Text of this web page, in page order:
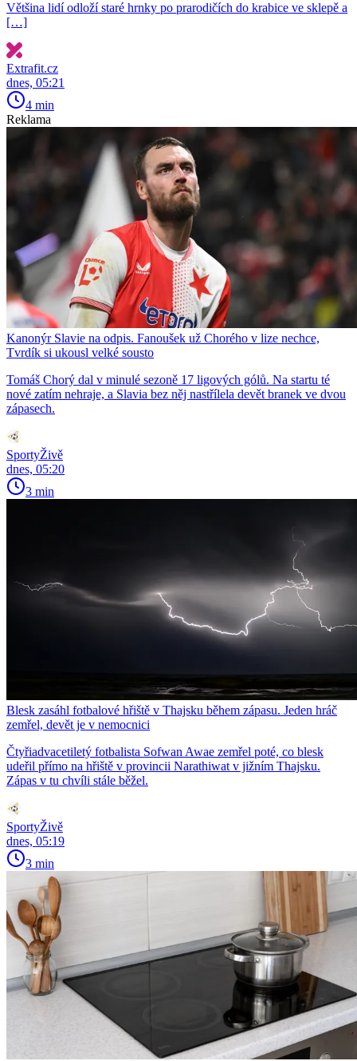
Většina lidí odloží staré hrnky po prarodičích do krabice ve sklepě a
[…]
Extrafit.cz
dnes, 05:21
4 min
Reklama
Kanonýr Slavie na odpis. Fanoušek už Chorého v lize nechce,
Tvrdík si ukousl velké sousto
Tomáš Chorý dal v minulé sezoně 17 ligových gólů. Na startu té
nové zatím nehraje, a Slavia bez něj nastřílela devět branek ve dvou
zápasech.
SportyŽivě
dnes, 05:20
3 min
Blesk zasáhl fotbalové hřiště v Thajsku během zápasu. Jeden hráč
zemřel, devět je v nemocnici
Čtyřiadvacetiletý fotbalista Sofwan Awae zemřel poté, co blesk
udeřil přímo na hřiště v provincii Narathiwat v jižním Thajsku.
Zápas v tu chvíli stále běžel.
SportyŽivě
dnes, 05:19
3 min